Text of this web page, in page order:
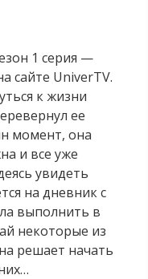
1 серия —
сайте UniverTV.
к жизни
ее
момент, она
и все уже
увидеть
на дневник с
выполнить в
некоторые из
решает начать